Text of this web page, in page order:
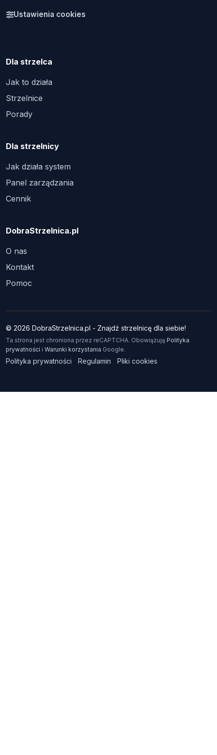
Ustawienia cookies
Dla strzelca
Jak to działa
Strzelnice
Porady
Dla strzelnicy
Jak działa system
Panel zarządzania
Cennik
DobraStrzelnica.pl
O nas
Kontakt
Pomoc
© 2026 DobraStrzelnica.pl - Znajdź strzelnicę dla siebie!
Ta strona jest chroniona przez reCAPTCHA. Obowiązują Polityka
prywatności i Warunki korzystania Google.
Polityka prywatności Regulamin Pliki cookies